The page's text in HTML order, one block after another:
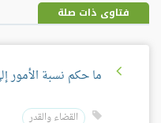
فتاوى ذات صلة
ما حكم نسبة الأمور
القضاء والقدر